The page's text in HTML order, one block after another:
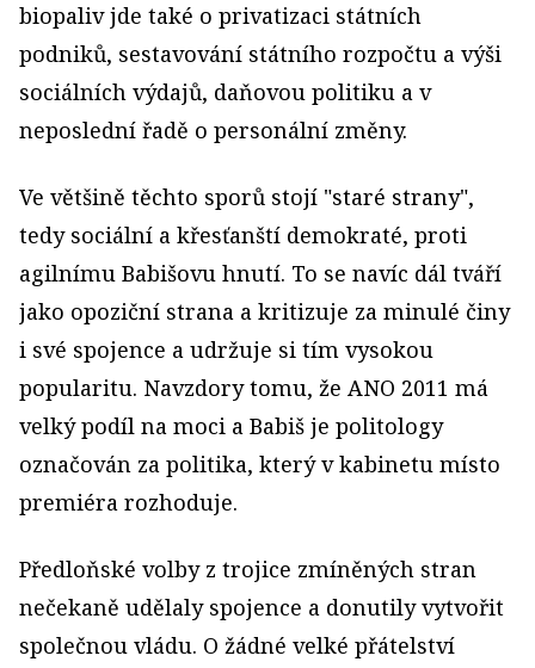
biopaliv jde také o privatizaci státních
podniků, sestavování státního rozpočtu a výši
sociálních výdajů, daňovou politiku a v
neposlední řadě o personální změny.
Ve většině těchto sporů stojí "staré strany",
tedy sociální a křesťanští demokraté, proti
agilnímu Babišovu hnutí. To se navíc dál tváří
jako opoziční strana a kritizuje za minulé činy
i své spojence a udržuje si tím vysokou
popularitu. Navzdory tomu, že ANO 2011 má
velký podíl na moci a Babiš je politology
označován za politika, který v kabinetu místo
premiéra rozhoduje.
Předloňské volby z trojice zmíněných stran
nečekaně udělaly spojence a donutily vytvořit
společnou vládu. O žádné velké přátelství